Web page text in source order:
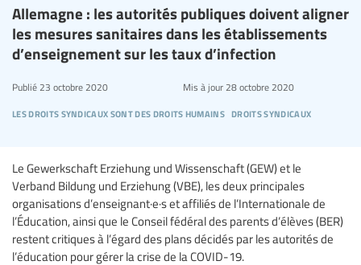
Allemagne : les autorités publiques doivent aligner
les mesures sanitaires dans les établissements
d’enseignement sur les taux d’infection
les droits syndicaux sont des droits humains droits syndicaux
Publié 23 octobre 2020 Mis à jour28 octobre 2020
Le Gewerkschaft Erziehung und Wissenschaft (GEW) et le
Verband Bildung und Erziehung (VBE), les deux principales
organisations d’enseignant·e·s et affiliés de l’Internationale de
l’Éducation, ainsi que le Conseil fédéral des parents d’élèves (BER)
restent critiques à l’égard des plans décidés par les autorités de
l’éducation pour gérer la crise de la COVID-19.